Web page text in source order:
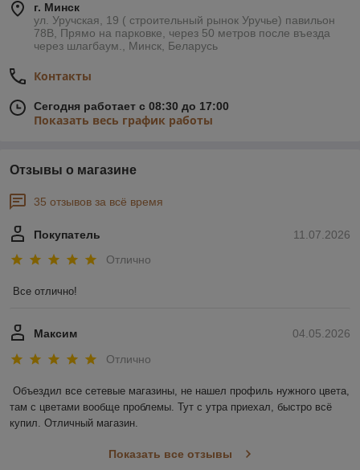
г. Минск
ул. Уручская, 19 ( строительный рынок Уручье) павильон
78В, Прямо на парковке, через 50 метров после въезда
через шлагбаум., Минск, Беларусь
Контакты
Сегодня работает с 08:30 до 17:00
Показать весь график работы
Отзывы о магазине
35 отзывов за всё время
11.07.2026
Покупатель
Отлично
Все отлично!
04.05.2026
Максим
Отлично
Объездил все сетевые магазины, не нашел профиль нужного цвета,
там с цветами вообще проблемы. Тут с утра приехал, быстро всё
купил. Отличный магазин.
Показать все отзывы